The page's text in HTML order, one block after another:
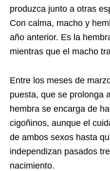
produzca junto a otras
Con calma, macho y
año anterior. Es la
mientras que el macho
Entre los meses de
puesta, que se prolonga
hembra se encarga de
cigoñinos, aunque el
de ambos sexos hasta
independizan pasados
nacimiento.